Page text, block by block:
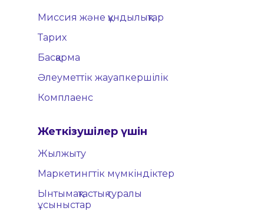
Жеткізушілер үшін
Жылжыту
Маркетингтік мүмкіндіктер
Ынтымақтастық туралы
ұсыныстар
Миссия және құндылықтар
Тарих
Басқарма
Әлеуметтік жауапкершілік
Комплаенс